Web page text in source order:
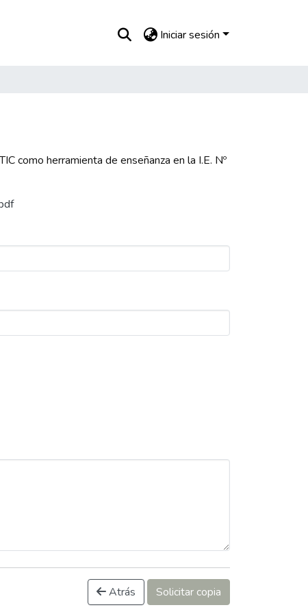
Iniciar sesión
como herramienta de enseñanza en la I.E. Nº
Atrás Solicitar copia